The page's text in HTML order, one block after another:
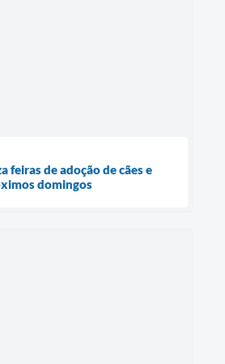
feiras de adoção de cães e
domingos